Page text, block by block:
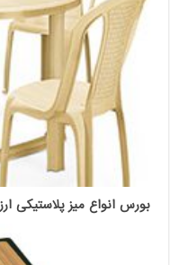
بورس انواع میز پلاستیکی